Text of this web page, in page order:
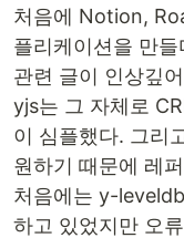
처음에 Notion,
플리케이션을 만
관련 글이 인상깊
yjs는 그 자체로
이 심플했다. 그리
원하기 때문에 레
처음에는 y-
하고 있었지만 오